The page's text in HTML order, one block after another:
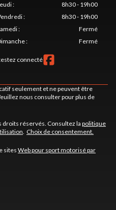
:
8h30 - 19h00
:
8h30 - 19h00
:
Fermé
: Fermé
connecté
seulement et ne peuvent être
nous consulter pour plus de
droits réservés. Consultez la politique
. Choix de consentement.
sitesWeb pour sport motorisé par